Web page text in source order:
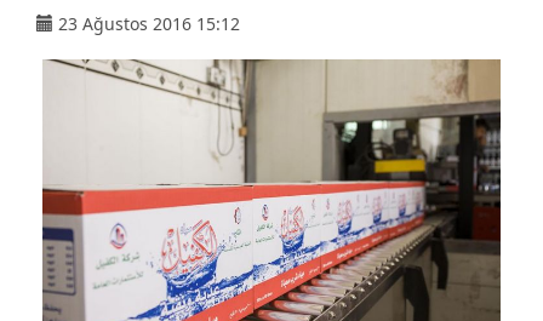
23 Ağustos 2016 15:12